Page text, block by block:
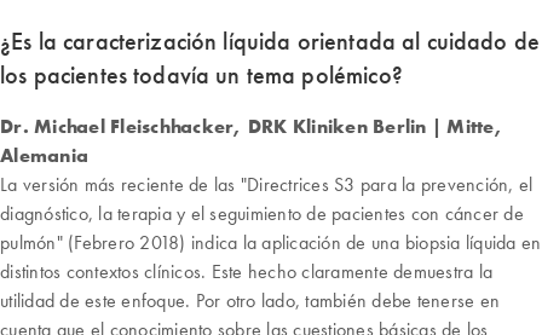
¿Es la caracterización líquida orientada al cuidado de
los pacientes todavía un tema polémico?
Dr. Michael Fleischhacker, DRK Kliniken Berlin | Mitte,
Alemania
La versión más reciente de las "Directrices S3 para la prevención, el
diagnóstico, la terapia y el seguimiento de pacientes con cáncer de
pulmón" (Febrero 2018) indica la aplicación de una biopsia líquida en
distintos contextos clínicos. Este hecho claramente demuestra la
utilidad de este enfoque. Por otro lado, también debe tenerse en
cuenta que el conocimiento sobre las cuestiones básicas de los